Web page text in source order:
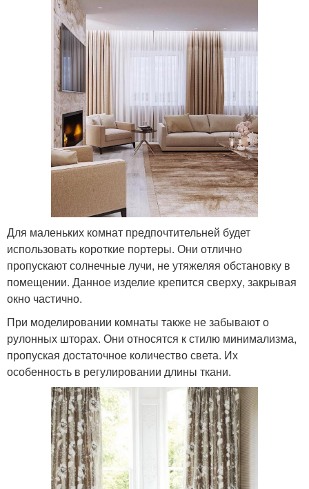
Для маленьких комнат предпочтительней будет
использовать короткие портеры. Они отлично
пропускают солнечные лучи, не утяжеляя обстановку в
помещении. Данное изделие крепится сверху, закрывая
окно частично.
При моделировании комнаты также не забывают о
рулонных шторах. Они относятся к стилю минимализма,
пропуская достаточное количество света. Их
особенность в регулировании длины ткани.